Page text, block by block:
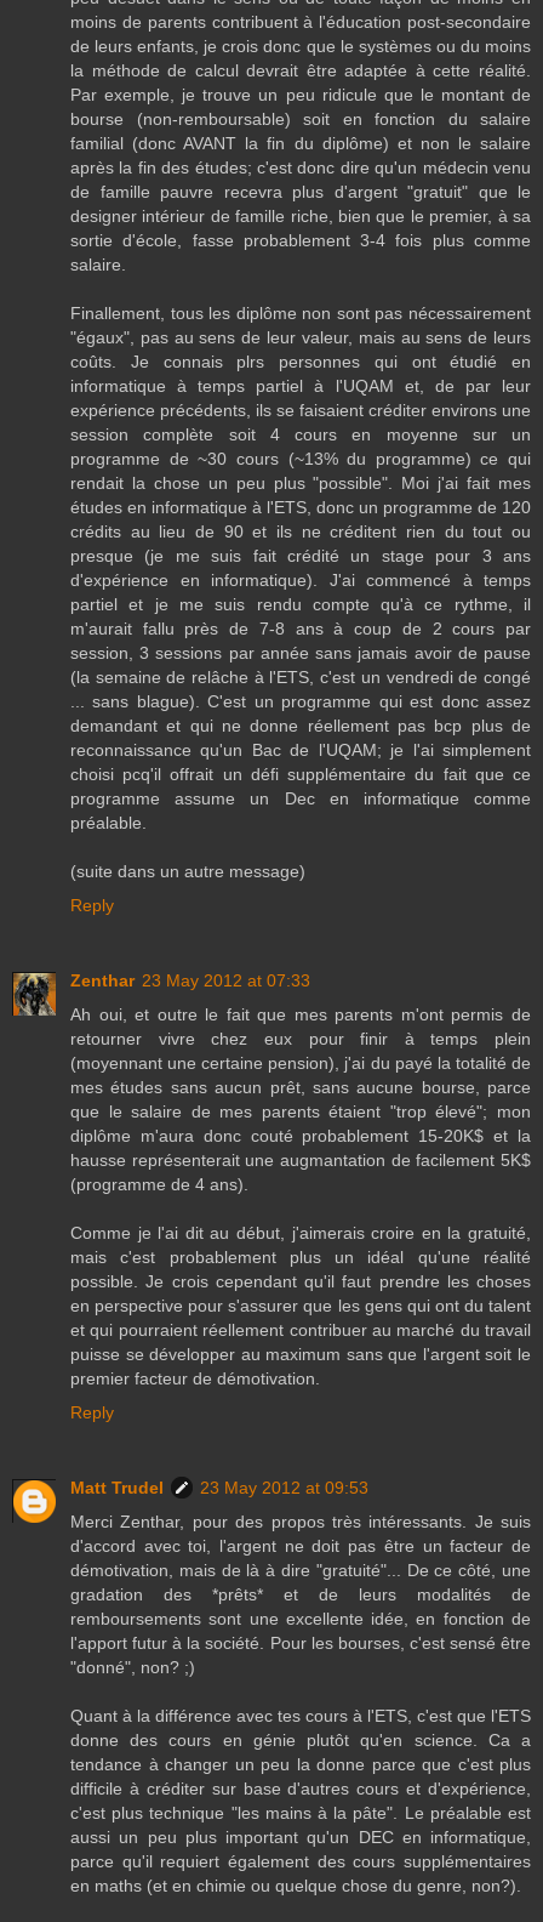
moins de parents contribuent à l'éducation post-secondaire
de leurs enfants, je crois donc que le systèmes ou du moins
la méthode de calcul devrait être adaptée à cette réalité.
Par exemple, je trouve un peu ridicule que le montant de
bourse (non-remboursable) soit en fonction du salaire
familial (donc AVANT la fin du diplôme) et non le salaire
après la fin des études; c'est donc dire qu'un médecin venu
de famille pauvre recevra plus d'argent "gratuit" que le
designer intérieur de famille riche, bien que le premier, à sa
sortie d'école, fasse probablement 3-4 fois plus comme
salaire.
Finallement, tous les diplôme non sont pas nécessairement
"égaux", pas au sens de leur valeur, mais au sens de leurs
coûts. Je connais plrs personnes qui ont étudié en
informatique à temps partiel à l'UQAM et, de par leur
expérience précédents, ils se faisaient créditer environs une
session complète soit 4 cours en moyenne sur un
programme de ~30 cours (~13% du programme) ce qui
rendait la chose un peu plus "possible". Moi j'ai fait mes
études en informatique à l'ETS, donc un programme de 120
crédits au lieu de 90 et ils ne créditent rien du tout ou
presque (je me suis fait crédité un stage pour 3 ans
d'expérience en informatique). J'ai commencé à temps
partiel et je me suis rendu compte qu'à ce rythme, il
m'aurait fallu près de 7-8 ans à coup de 2 cours par
session, 3 sessions par année sans jamais avoir de pause
(la semaine de relâche à l'ETS, c'est un vendredi de congé
... sans blague). C'est un programme qui est donc assez
demandant et qui ne donne réellement pas bcp plus de
reconnaissance qu'un Bac de l'UQAM; je l'ai simplement
choisi pcq'il offrait un défi supplémentaire du fait que ce
programme assume un Dec en informatique comme
préalable.
(suite dans un autre message)
Reply
Zenthar 23 May 2012 at 07:33
Ah oui, et outre le fait que mes parents m'ont permis de
retourner vivre chez eux pour finir à temps plein
(moyennant une certaine pension), j'ai du payé la totalité de
mes études sans aucun prêt, sans aucune bourse, parce
que le salaire de mes parents étaient "trop élevé"; mon
diplôme m'aura donc couté probablement 15-20K$ et la
hausse représenterait une augmantation de facilement 5K$
(programme de 4 ans).
Comme je l'ai dit au début, j'aimerais croire en la gratuité,
mais c'est probablement plus un idéal qu'une réalité
possible. Je crois cependant qu'il faut prendre les choses
en perspective pour s'assurer que les gens qui ont du talent
et qui pourraient réellement contribuer au marché du travail
puisse se développer au maximum sans que l'argent soit le
premier facteur de démotivation.
Reply
Matt Trudel
23 May 2012 at 09:53
Merci Zenthar, pour des propos très intéressants. Je suis
d'accord avec toi, l'argent ne doit pas être un facteur de
démotivation, mais de là à dire "gratuité"... De ce côté, une
gradation des *prêts* et de leurs modalités de
remboursements sont une excellente idée, en fonction de
l'apport futur à la société. Pour les bourses, c'est sensé être
"donné", non? ;)
Quant à la différence avec tes cours à l'ETS, c'est que l'ETS
donne des cours en génie plutôt qu'en science. Ca a
tendance à changer un peu la donne parce que c'est plus
difficile à créditer sur base d'autres cours et d'expérience,
c'est plus technique "les mains à la pâte". Le préalable est
aussi un peu plus important qu'un DEC en informatique,
parce qu'il requiert également des cours supplémentaires
en maths (et en chimie ou quelque chose du genre, non?).